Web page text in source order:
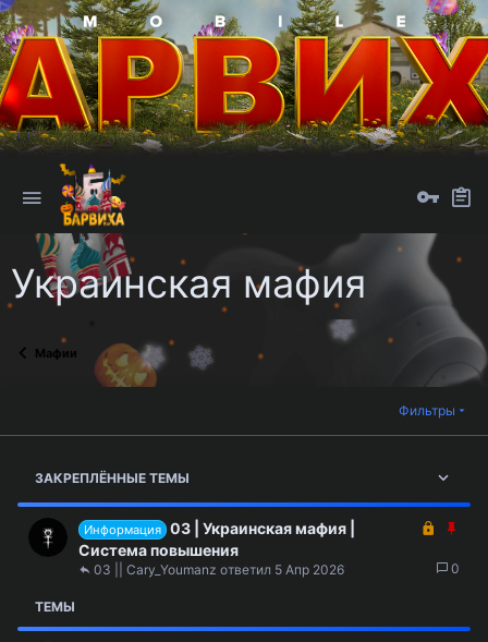
Украинская мафия
Мафии
Фильтры
ЗАКРЕПЛЁННЫЕ ТЕМЫ
к
т
п
Информация 03 | Украинская мафия |
Система повышения
0
5 Апр 2026
03 || Cary_Youmanz
ТЕМЫ